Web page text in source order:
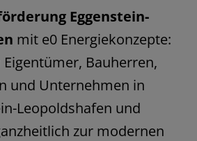
Eggenstein-
mit e0 Energiekonzepte:
Bauherren,
und Unternehmen in
Leopoldshafen und
zur modernen